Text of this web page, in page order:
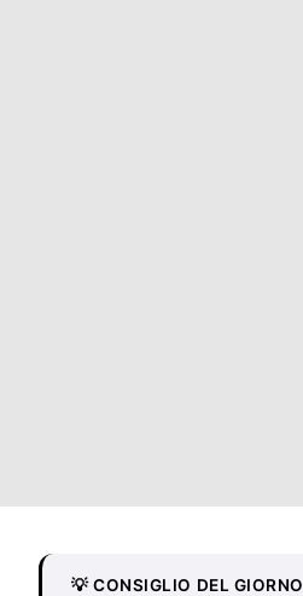
💡 CONSIGLIO DEL GIORNO